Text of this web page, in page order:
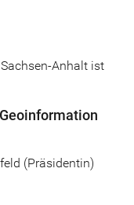
Anhalt ist
(Präsidentin)